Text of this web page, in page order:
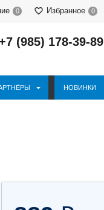
0 Избранное 0
(985) 178-39-89
НОВИНКИ